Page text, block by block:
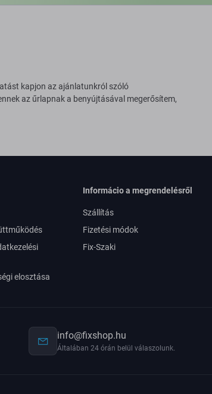
kapjon az ajánlatunkról szóló
az űrlapnak a benyújtásával megerősítem,
elosztása
Informácio a megrendelésről
Szállítás
Fizetési módok
Fix-Szaki
info@fixshop.hu
Általában 24 órán belül válaszolunk.